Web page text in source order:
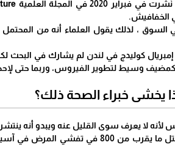
السوق ، لذلك يقول العلماء أنه من
كمضيف وسيط لتطوير الفيروس، وربما حتى
يخشى خبراء الصحة ذلك؟
لأنه لا يعرف سوى القليل عنه ويبدو أنه